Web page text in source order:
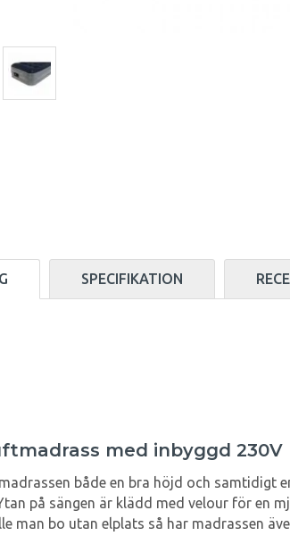
SPECIFIKATION
med inbyggd 230V
både en bra höjd och samtidigt
på sängen är klädd med velour för en
man bo utan elplats så har madrassen